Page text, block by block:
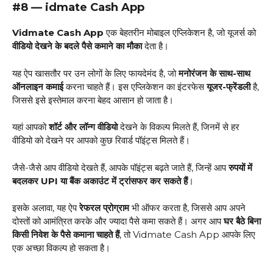
#8 — idmate Cash App
Vidmate Cash App एक बेहतरीन मोबाइल एप्लिकेशन है, जो यूजर्स को
वीडियो देखने के बदले पैसे कमाने का मौकादेता है।
यह ऐप खासतौर पर उन लोगों के लिए फायदेमंद है, जोमनोरंजन के साथ-साथ
ऑनलाइन कमाईकरना चाहते हैं। इस एप्लिकेशन का इंटरफेसयूजर-फ्रेंडलीहै,
जिससे इसे इस्तेमाल करना बेहद आसान हो जाता है।
यहां आपकोशॉर्ट और लॉन्ग वीडियोदेखने के विकल्प मिलते हैं, जिनमें से हर
वीडियो को देखने पर आपको कुछ रिवार्ड पॉइंट्स मिलते हैं।
जैसे-जैसे आप वीडियो देखते हैं, आपके पॉइंट्स बढ़ते जाते हैं, जिन्हें आपरुपयों में
बदलकर UPI या बैंक अकाउंट में ट्रांसफर कर सकते हैं।
इसके अलावा, यह ऐपरेफरल प्रोग्रामभी ऑफर करता है, जिससे आप अपने
दोस्तों को आमंत्रित करके और ज्यादा पैसे कमा सकते हैं। अगर आपघर बैठे बिना
किसी निवेश के पैसे कमाना चाहते हैं, तो Vidmate Cash App आपके लिए
एक अच्छा विकल्प हो सकता है।